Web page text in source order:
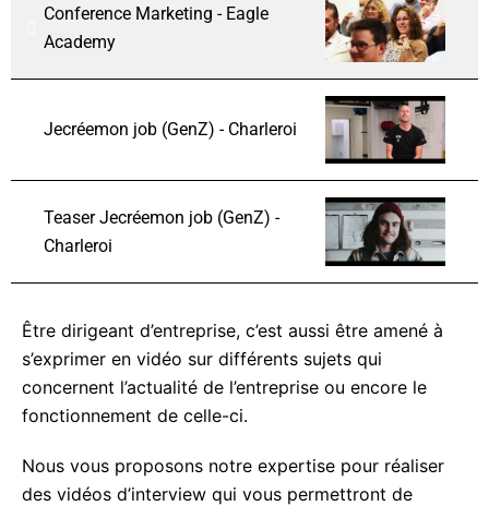
Conference Marketing - Eagle
Academy
Jecréemon job (GenZ) - Charleroi
Teaser Jecréemon job (GenZ) -
Charleroi
Être dirigeant d’entreprise, c’est aussi être amené à
s’exprimer en vidéo sur différents sujets qui
concernent l’actualité de l’entreprise ou encore le
fonctionnement de celle-ci.
Nous vous proposons notre expertise pour réaliser
des vidéos d’interview qui vous permettront de